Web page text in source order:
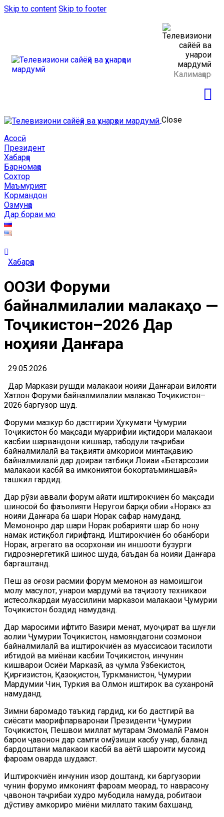
Skip to content Skip to footer
Close
Асосӣ
Президент
Хабарҳо
Барномаҳо
Сохтор
Маъмурият
Кормандон
Озмунҳо
Дар бораи мо
Хабарҳо
ОҒОЗИ Форуми
байналмилалии малакаҳо —
Тоҷикистон–2026 Дар
ноҳияи Данғара
29.05.2026
Дар Маркази рушди малакаҳои ноҳияи Данғараи вилояти
Хатлон Форуми байналмилалии малакаҳо Тоҷикистон–
2026 баргузор шуд.
Форуми мазкур бо дастгирии Ҳукумати Ҷумҳурии
Тоҷикистон бо мақсади муаррифии иқтидори малакаҳои
касбии шаҳрвандони кишвар, табодули таҷрибаи
байналмилалӣ ва тақвияти ҳамкориҳои минтақавию
байналмилалӣ дар доираи татбиқи Лоиҳаи «Беҳтарсозии
малакаҳои касбӣ ва имкониятҳои бокортаъминшавӣ»
ташкил гардид.
Дар рӯзи аввали форум ҳайати иштирокчиён бо мақсади
шиносоӣ бо фаъолияти Неругоҳи барқи обии «Норак» аз
ноҳияи Данғара ба шаҳри Норак сафар намуданд.
Меҳмононро дар шаҳри Норак роҳбарияти шаҳр бо нону
намак истиқбол гирифтанд. Иштирокчиён бо обанбори
Норак, агрегатҳо ва осорхонаи ин иншооти бузурги
гидроэнергетикӣ шинос шуда, баъдан ба ноҳияи Данғара
баргаштанд.
Пеш аз оғози расмии форум меҳмонон аз намоишгоҳи
молу маҳсулот, ҳунарҳои мардумӣ ва таҷҳизоту техникаҳои
истеҳсолкардаи муҳассилини марказҳои малакаҳои Ҷумҳурии
Тоҷикистон боздид намуданд.
Дар маросими ифтитоҳ Вазири меҳнат, муҳоҷират ва шуғли
аҳолии Ҷумҳурии Тоҷикистон, намояндагони созмонҳои
байналмилалӣ ва иштирокчиён аз муассисаҳои таҳсилоти
ибтидоӣ ва миёнаи касбии Тоҷикистон, инчунин
кишварҳои Осиёи Марказӣ, аз ҷумла Ӯзбекистон,
Қирғизистон, Қазоқистон, Туркманистон, Ҷумҳурии
Мардумии Чин, Туркия ва Олмон иштирок ва суханронӣ
намуданд.
Зимни баромадҳо таъкид гардид, ки бо дастгирӣ ва
сиёсати маорифпарваронаи Президенти Ҷумҳурии
Тоҷикистон, Пешвои миллат муҳтарам Эмомалӣ Раҳмон
барои ҷавонон дар самти омӯзиши касбу ҳунар, баланд
бардоштани малакаҳои касбӣ ва ҳаётӣ шароити мусоид
фароҳам оварда шудааст.
Иштирокчиён инчунин изҳор доштанд, ки баргузории
чунин форумҳо имконият фароҳам меорад, то наврасону
ҷавонон таҷрибаи худро мубодила намуда, робитаҳои
дӯстиву ҳамкориро миёни миллатҳо таҳким бахшанд.